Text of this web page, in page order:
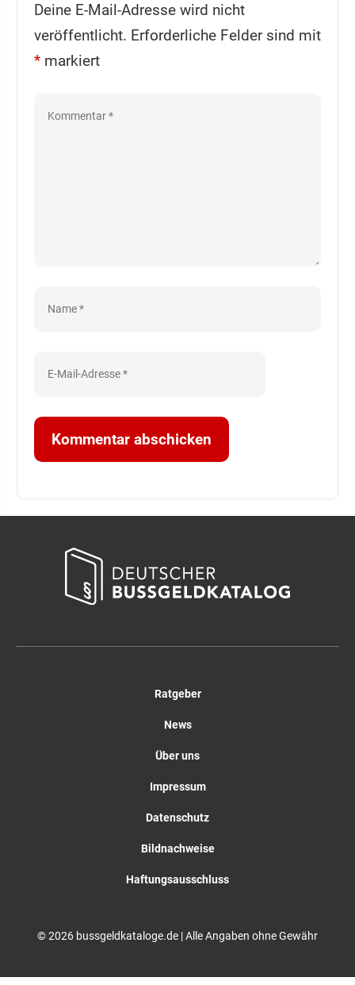
Deine E-Mail-Adresse wird nicht
veröffentlicht. Erforderliche Felder sind mit
* markiert
Ratgeber
News
Über uns
Impressum
Datenschutz
Bildnachweise
Haftungsausschluss
© 2026 bussgeldkataloge.de | Alle Angaben ohne Gewähr